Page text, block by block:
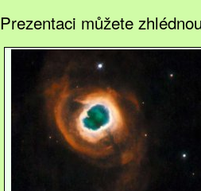
Prezentaci můžete